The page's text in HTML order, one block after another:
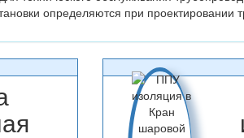
определяются при проектировании